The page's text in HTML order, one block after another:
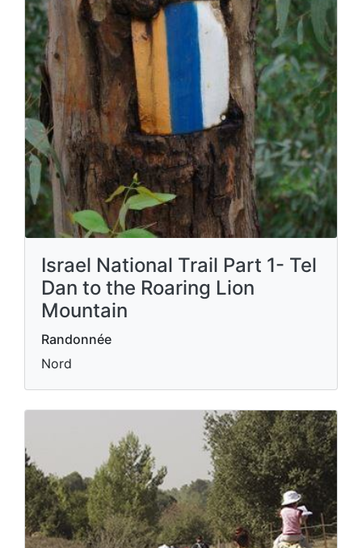
Israel National Trail Part 1- Tel
Dan to the Roaring Lion
Mountain
Randonnée
Nord